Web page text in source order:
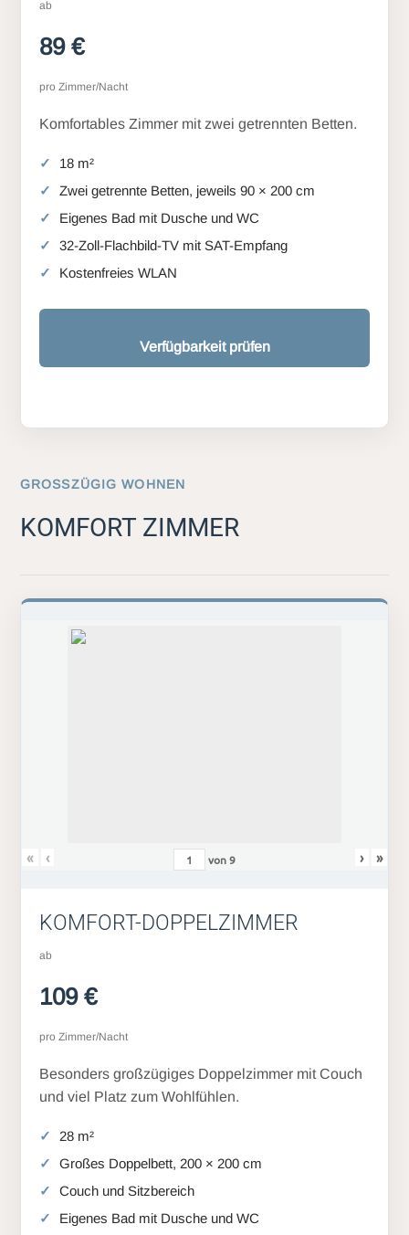
ab
89 €
pro Zimmer/Nacht
Komfortables Zimmer mit zwei getrennten Betten.
18 m²
Zwei getrennte Betten, jeweils 90 × 200 cm
Eigenes Bad mit Dusche und WC
32-Zoll-Flachbild-TV mit SAT-Empfang
Kostenfreies WLAN
Verfügbarkeit prüfen
GROSSZÜGIG WOHNEN
KOMFORT ZIMMER
« ‹ von9 › »
KOMFORT-DOPPELZIMMER
ab
109 €
pro Zimmer/Nacht
Besonders großzügiges Doppelzimmer mit Couch
und viel Platz zum Wohlfühlen.
28 m²
Großes Doppelbett, 200 × 200 cm
Couch und Sitzbereich
Eigenes Bad mit Dusche und WC